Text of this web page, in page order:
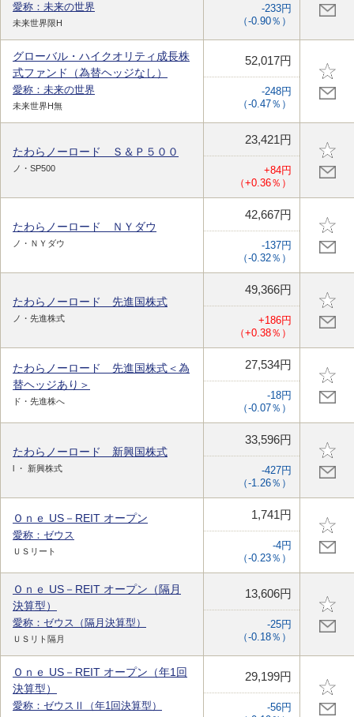
愛称：未来の世界
未来世界限H
-233円
（-0.90％）
グローバル・ハイクオリティ成長株
式ファンド（為替ヘッジなし）
愛称：未来の世界
未来世界H無
52,017円
-248円
（-0.47％）
たわらノーロード Ｓ＆Ｐ５００
ノ・SP500
23,421円
+84円
（+0.36％）
たわらノーロード ＮＹダウ
ノ・ＮＹダウ
42,667円
-137円
（-0.32％）
たわらノーロード 先進国株式
ノ・先進株式
49,366円
+186円
（+0.38％）
たわらノーロード 先進国株式＜為
替ヘッジあり＞
ド・先進株へ
27,534円
-18円
（-0.07％）
たわらノーロード 新興国株式
l ・ 新興株式
33,596円
-427円
（-1.26％）
Ｏｎｅ US－REIT オープン
愛称：ゼウス
ＵＳリート
1,741円
-4円
（-0.23％）
Ｏｎｅ US－REIT オープン（隔月
決算型）
愛称：ゼウス（隔月決算型）
ＵＳリト隔月
13,606円
-25円
（-0.18％）
Ｏｎｅ US－REIT オープン（年1回
決算型）
愛称：ゼウスⅡ（年1回決算型）
29,199円
-56円